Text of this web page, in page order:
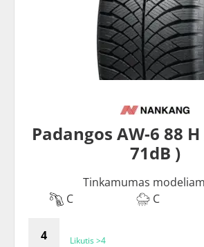
Padangos AW-6 88 H
71dB )
Tinkamumas
C
C
Likutis >4